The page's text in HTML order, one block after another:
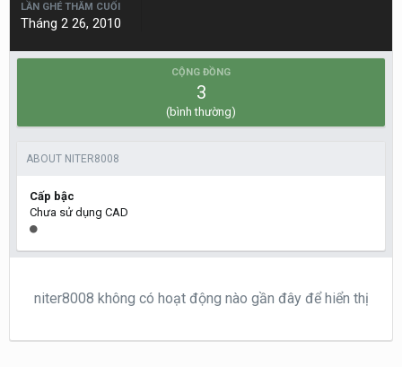
LẦN GHÉ THĂM CUỐI
Tháng 2 26, 2010
CỘNG ĐỒNG
3
(bình thường)
ABOUT NITER8008
Cấp bậc
Chưa sử dụng CAD
niter8008 không có hoạt động nào gần đây để hiển thị